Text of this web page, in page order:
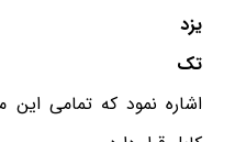
یزد
تک
اشاره نمود که تمامی